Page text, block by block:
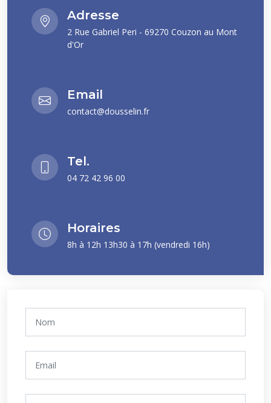
Adresse
2 Rue Gabriel Peri - 69270 Couzon au Mont
d'Or
Email
contact@dousselin.fr
Tel.
04 72 42 96 00
Horaires
8h à 12h 13h30 à 17h (vendredi 16h)